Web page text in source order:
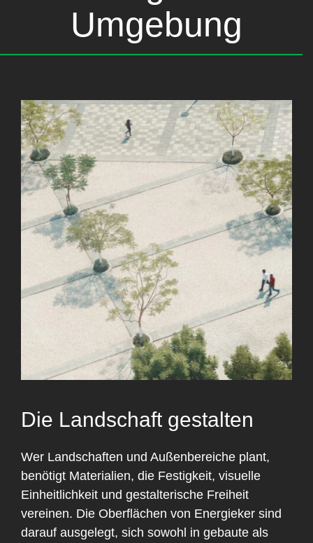
Umgebung
Die Landschaft gestalten
Wer Landschaften und Außenbereiche plant,
benötigt Materialien, die Festigkeit, visuelle
Einheitlichkeit und gestalterische Freiheit
vereinen. Die Oberflächen von Energieker sind
darauf ausgelegt, sich sowohl in gebaute als